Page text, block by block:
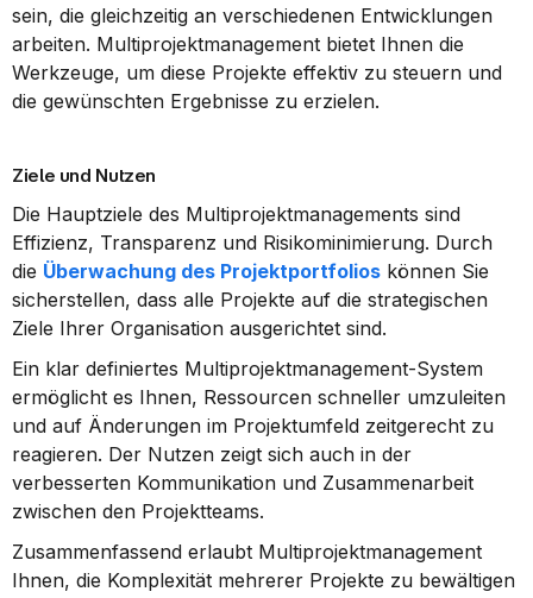
sein, die gleichzeitig an verschiedenen Entwicklungen
arbeiten. Multiprojektmanagement bietet Ihnen die
Werkzeuge, um diese Projekte effektiv zu steuern und
die gewünschten Ergebnisse zu erzielen.
Ziele und Nutzen
Die Hauptziele des Multiprojektmanagements sind
Effizienz, Transparenz und Risikominimierung. Durch
die Überwachung des Projektportfolios können Sie
sicherstellen, dass alle Projekte auf die strategischen
Ziele Ihrer Organisation ausgerichtet sind.
Ein klar definiertes Multiprojektmanagement-System
ermöglicht es Ihnen, Ressourcen schneller umzuleiten
und auf Änderungen im Projektumfeld zeitgerecht zu
reagieren. Der Nutzen zeigt sich auch in der
verbesserten Kommunikation und Zusammenarbeit
zwischen den Projektteams.
Zusammenfassend erlaubt Multiprojektmanagement
Ihnen, die Komplexität mehrerer Projekte zu bewältigen